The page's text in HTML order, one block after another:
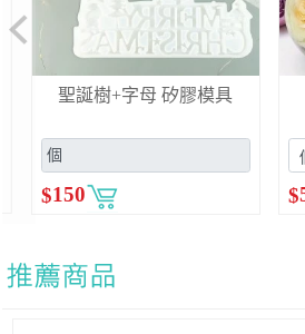
聖誕樹+字母 矽膠模具
150 50
Previous